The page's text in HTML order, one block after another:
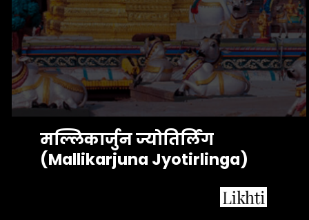
मल्लिकार्जुन ज्योतिर्लिंग
(Mallikarjuna Jyotirlinga)